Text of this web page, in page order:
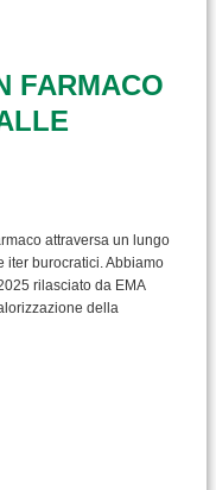
FARMACO
attraversa un lungo
iter burocratici. Abbiamo
rilasciato da EMA
della